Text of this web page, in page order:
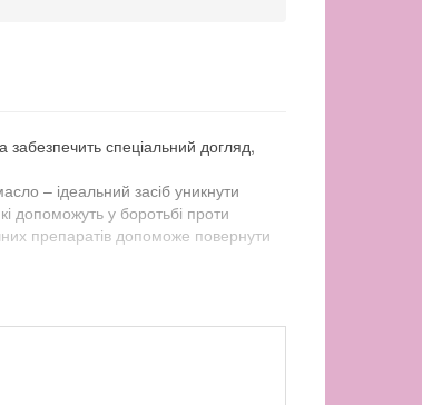
забезпечить спеціальний догляд,
– ідеальний засіб уникнути
допоможуть у боротьбі проти
препаратів допоможе повернути